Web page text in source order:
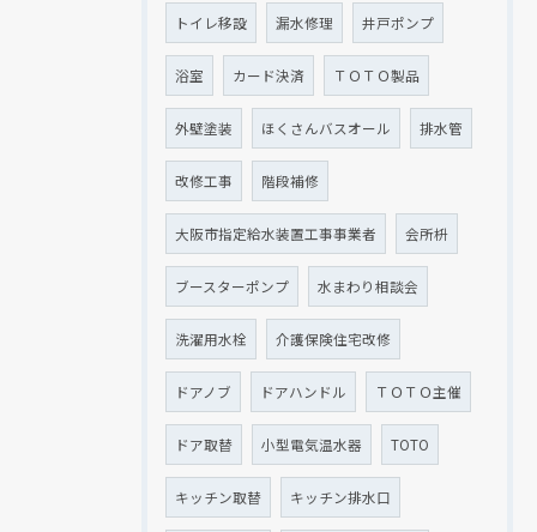
トイレ移設 漏水修理 井戸ポンプ
浴室 カード決済 ＴＯＴＯ製品
外壁塗装 ほくさんバスオール 排水管
改修工事 階段補修
大阪市指定給水装置工事事業者 会所枡
ブースターポンプ 水まわり相談会
洗濯用水栓 介護保険住宅改修
ドアノブ ドアハンドル ＴＯＴＯ主催
ドア取替 小型電気温水器 TOTO
キッチン取替 キッチン排水口